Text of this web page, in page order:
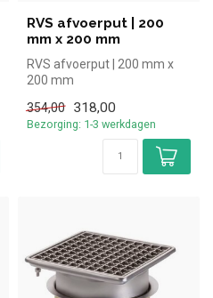
RVS afvoerput | 200
mm x 200 mm
RVS afvoerput | 200 mm x
200 mm
354,00
318,00
Bezorging: 1-3 werkdagen